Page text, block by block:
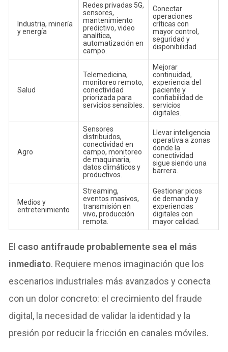
Industria, minería
y energía
Redes privadas 5G,
sensores,
mantenimiento
predictivo, video
analítica,
automatización en
campo.
Conectar
operaciones
críticas con
mayor control,
seguridad y
disponibilidad.
Salud
Telemedicina,
monitoreo remoto,
conectividad
priorizada para
servicios sensibles.
Mejorar
continuidad,
experiencia del
paciente y
confiabilidad de
servicios
digitales.
Agro
Sensores
distribuidos,
conectividad en
campo, monitoreo
de maquinaria,
datos climáticos y
productivos.
Llevar inteligencia
operativa a zonas
donde la
conectividad
sigue siendo una
barrera.
Medios y
entretenimiento
Streaming,
eventos masivos,
transmisión en
vivo, producción
remota.
Gestionar picos
de demanda y
experiencias
digitales con
mayor calidad.
El caso antifraude probablemente sea el más
inmediato. Requiere menos imaginación que los
escenarios industriales más avanzados y conecta
con un dolor concreto: el crecimiento del fraude
digital, la necesidad de validar la identidad y la
presión por reducir la fricción en canales móviles.